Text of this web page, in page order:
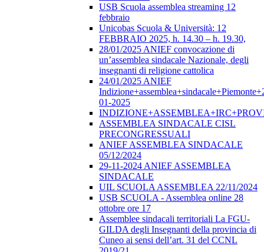
USB Scuola assemblea streaming 12
febbraio
Unicobas Scuola & Università: 12
FEBBRAIO 2025, h. 14.30 – h. 19.30,
28/01/2025 ANIEF convocazione di
un’assemblea sindacale Nazionale, degli
insegnanti di religione cattolica
24/01/2025 ANIEF
01-2025
ASSEMBLEA SINDACALE CISL
PRECONGRESSUALI
ANIEF ASSEMBLEA SINDACALE
05/12/2024
29-11-2024 ANIEF ASSEMBLEA
SINDACALE
UIL SCUOLA ASSEMBLEA 22/11/2024
USB SCUOLA - Assemblea online 28
ottobre ore 17
Assemblee sindacali territoriali La FGU-
GILDA degli Insegnanti della provincia di
Cuneo ai sensi dell’art. 31 del CCNL